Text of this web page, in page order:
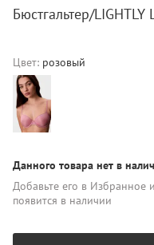
Бюстгальтер/LIGHTLY
Цвет: розовый
Данного товара нет в
Добавьте его в Избранное
появится в наличии